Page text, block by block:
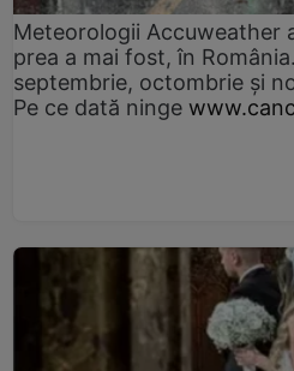
Meteorologii Accuweather
prea a mai fost, în
septembrie, octombrie și
Pe ce dată ninge